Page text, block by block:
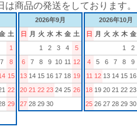
は商品の発送をしております。
土
1
7
8
15
22
29
2026年9月
日
月 火 水 木 金 土
1
2 3 4
5
6
7 8 9 10 11 12
13 14 15 16 17 18 19
20 21 22 23 24 25 26
27 28 29 30
2026年10月
日
月 火 水 木 金
1
2
4
5 6 7 8 9
11 12 13 14 15 16
18 19 20 21 22 23
25 26 27 28 29 30